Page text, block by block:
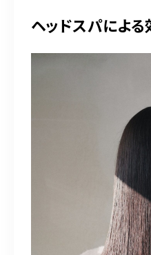
ヘッドスパによ